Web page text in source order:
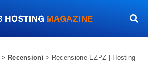
> Recensioni > Recensione EZPZ | Hosting